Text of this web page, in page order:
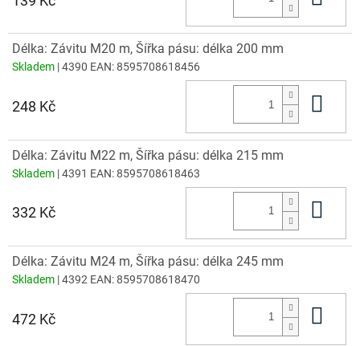
Délka: Závitu M20 m, Šířka pásu: délka 200 mm
Skladem | 4390 EAN:8595708618456
248 Kč
Délka: Závitu M22 m, Šířka pásu: délka 215 mm
Skladem | 4391 EAN:8595708618463
332 Kč
Délka: Závitu M24 m, Šířka pásu: délka 245 mm
Skladem | 4392 EAN:8595708618470
472 Kč